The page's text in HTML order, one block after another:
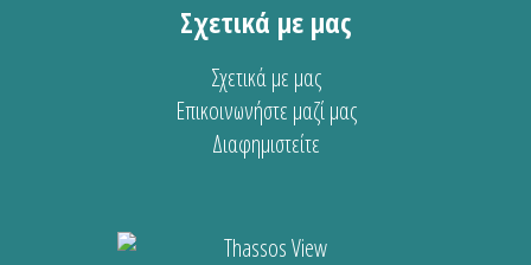
Σχετικά με μας
Σχετικά με μας
Επικοινωνήστε μαζί μας
Διαφημιστείτε